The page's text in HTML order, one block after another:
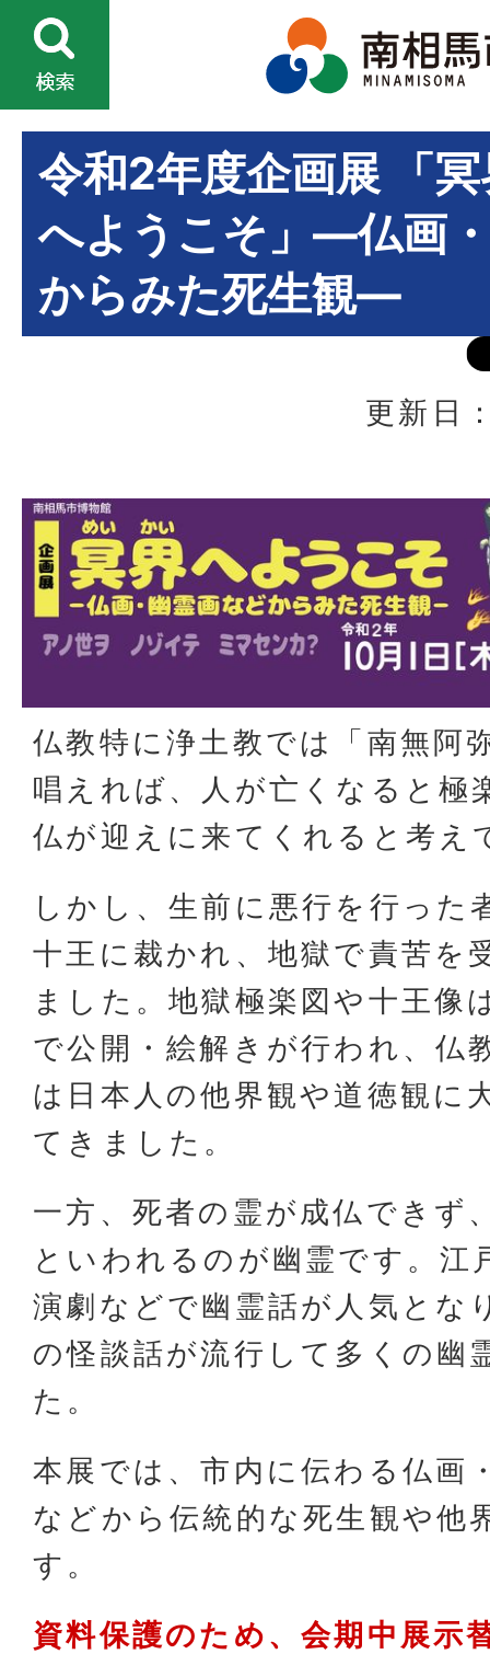
令和2年度企画展 「
へようこそ」―仏画
からみた死生観―
更新日
仏教特に浄土教では「南無阿
唱えれば、人が亡くなると極
仏が迎えに来てくれると考え
しかし、生前に悪行を行った
十王に裁かれ、地獄で責苦を
ました。地獄極楽図や十王像
で公開・絵解きが行われ、仏
は日本人の他界観や道徳観に
てきました。
一方、死者の霊が成仏できず
といわれるのが幽霊です。江
演劇などで幽霊話が人気とな
の怪談話が流行して多くの幽
た。
本展では、市内に伝わる仏画
などから伝統的な死生観や他
す。
資料保護のため、会期中展示